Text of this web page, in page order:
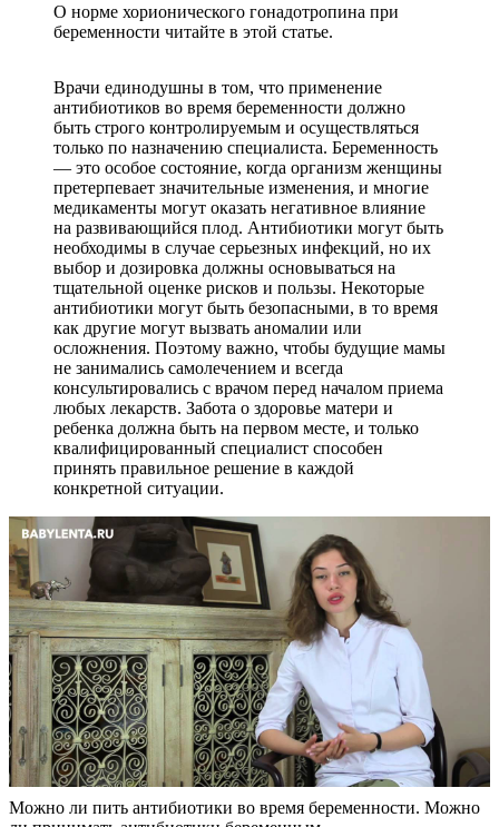
О норме хорионического гонадотропина при
беременности читайте в этой статье.
Врачи единодушны в том, что применение
антибиотиков во время беременности должно
быть строго контролируемым и осуществляться
только по назначению специалиста. Беременность
— это особое состояние, когда организм женщины
претерпевает значительные изменения, и многие
медикаменты могут оказать негативное влияние
на развивающийся плод. Антибиотики могут быть
необходимы в случае серьезных инфекций, но их
выбор и дозировка должны основываться на
тщательной оценке рисков и пользы. Некоторые
антибиотики могут быть безопасными, в то время
как другие могут вызвать аномалии или
осложнения. Поэтому важно, чтобы будущие мамы
не занимались самолечением и всегда
консультировались с врачом перед началом приема
любых лекарств. Забота о здоровье матери и
ребенка должна быть на первом месте, и только
квалифицированный специалист способен
принять правильное решение в каждой
конкретной ситуации.
Можно ли пить антибиотики во время беременности. Можно